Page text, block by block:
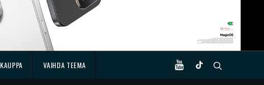
KAUPPA VAIHDA TEEMA